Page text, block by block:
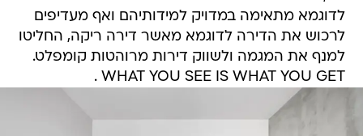
לדוגמא מתאימה במדויק למידותיהם ואף מעדיפים
לרכוש את הדירה לדוגמא מאשר דירה ריקה, החליטו
למנף את המגמה ולשווק דירות מרוהטות קומפלט.
WHAT YOU SEE IS WHAT YOU GET .